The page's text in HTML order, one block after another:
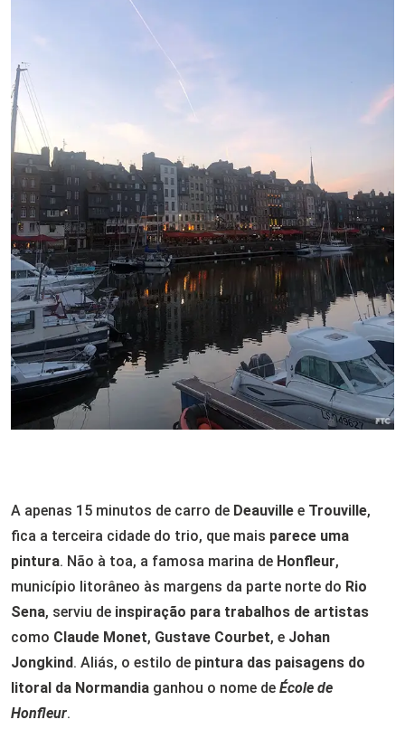
A apenas 15 minutos de carro de Deauville e Trouville,
fica a terceira cidade do trio, que mais parece uma
pintura. Não à toa, a famosa marina de Honfleur,
município litorâneo às margens da parte norte do Rio
Sena, serviu de inspiração para trabalhos de artistas
como Claude Monet, Gustave Courbet, e Johan
Jongkind. Aliás, o estilo de pintura das paisagens do
litoral da Normandia ganhou o nome de École de
Honfleur.